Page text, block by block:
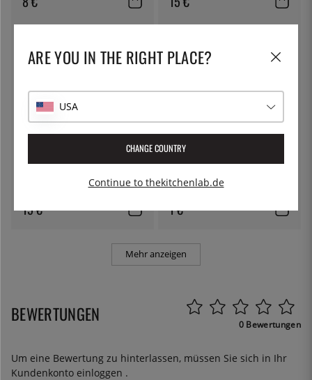
LILIEN
Flacher Teller 28 cm, Lifestyle
15 €
THE KITCHEN LAB
Runder Becher, 480 ml inklusive
Deckel
1 €
Mehr anzeigen
BEWERTUNGEN 0 Bewertungen
Um eine Bewertung zu hinterlassen, müssen Sie sich in Ihr
Kundenkonto einloggen .
ARE YOU IN THE RIGHT PLACE?
USA
CHANGE COUNTRY
Continue to thekitchenlab.de